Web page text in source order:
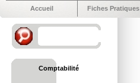
Accueil Fiches Pratiques
Comptabilité